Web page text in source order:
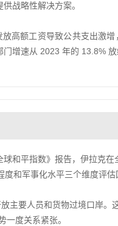
战略性解决方案。
高额工资导致公共支出激
增速从 2023 年的 13.8% 放
和平指数》报告，伊拉克
和军事化水平三个维度评估
主要人员和货物过境口岸。
一度关系紧张。